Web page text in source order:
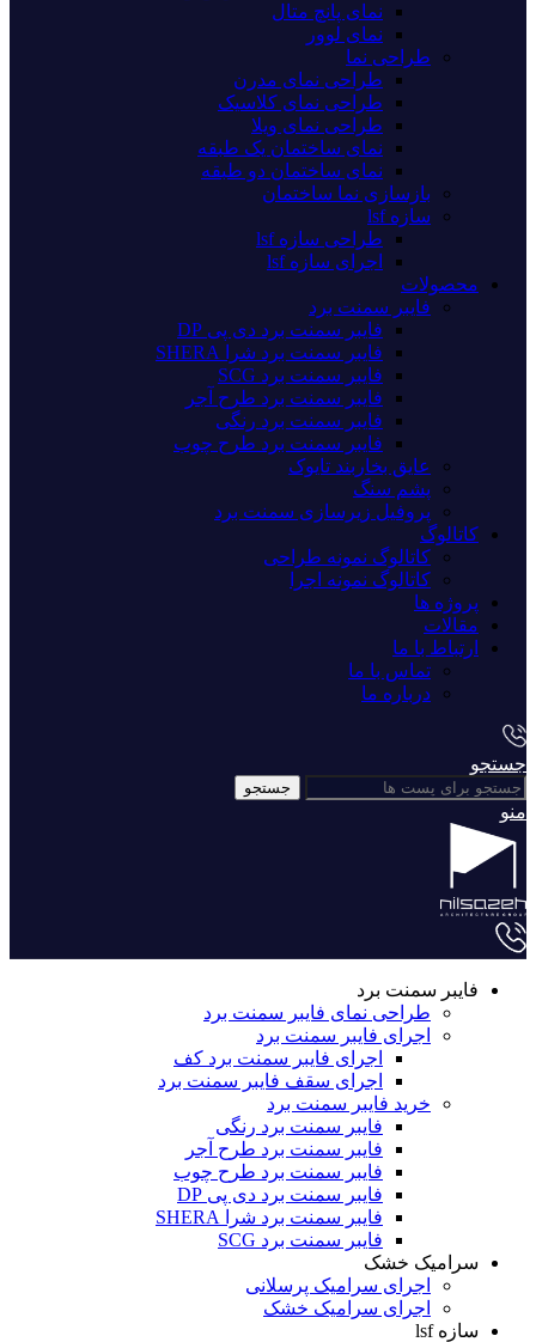
نمای پانچ متال
نمای لوور
طراحی نما
طراحی نمای مدرن
طراحی نمای کلاسیک
طراحی نمای ویلا
نمای ساختمان یک طبقه
نمای ساختمان دو طبقه
بازسازی نما ساختمان
سازه lsf
طراحی سازه lsf
اجرای سازه lsf
محصولات
فایبر سمنت برد
فایبر سمنت برد دی پی DP
فایبر سمنت برد شرا SHERA
فایبر سمنت برد SCG
فایبر سمنت برد طرح آجر
فایبر سمنت برد رنگی
فایبر سمنت برد طرح چوب
عایق بخاربند تایوک
پشم سنگ
پروفیل زیرسازی سمنت برد
کاتالوگ
کاتالوگ نمونه طراحی
کاتالوگ نمونه اجرا
پروژه ها
مقالات
ارتباط با ما
تماس با ما
درباره ما
جستجو
جستجو
منو
فایبر سمنت برد
طراحی نمای فایبر سمنت برد
اجرای فایبر سمنت برد
اجرای فایبر سمنت برد کف
اجرای سقف فایبر سمنت برد
خرید فایبر سمنت برد
فایبر سمنت برد رنگی
فایبر سمنت برد طرح آجر
فایبر سمنت برد طرح چوب
فایبر سمنت برد دی پی DP
فایبر سمنت برد شرا SHERA
فایبر سمنت برد SCG
سرامیک خشک
اجرای سرامیک پرسلانی
اجرای سرامیک خشک
سازه lsf